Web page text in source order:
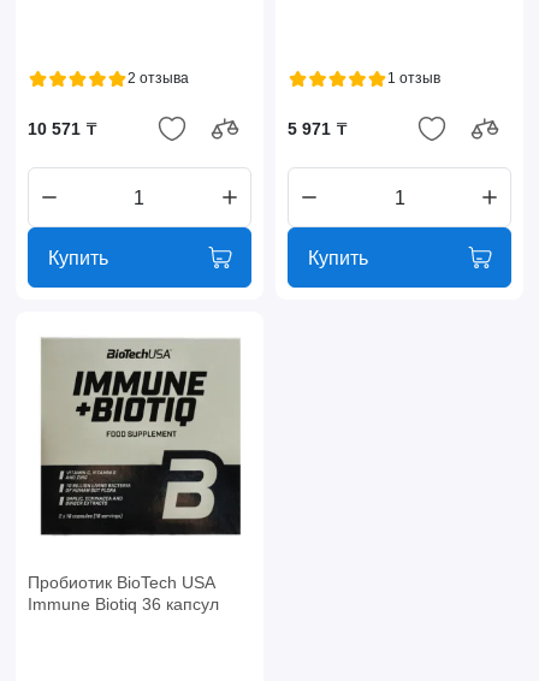
2 отзыва
10 571 ₸
Купить
1 отзыв
5 971 ₸
Купить
Пробиотик BioTech USA
Immune Biotiq 36 капсул